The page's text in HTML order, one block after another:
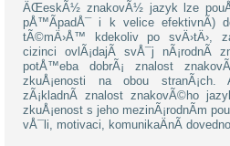
ÄŒeskÃ½ znakovÃ½ jazyk lze
pÅ™Ã­padÅ¯ i k velice efektivnÃ­)
tÃ©mÄ›Å™ kdekoliv po svÄ›tÄ›,
cizinci ovlÃ¡dajÃ­ svÅ¯j nÃ¡rodnÃ­
potÅ™eba dobrÃ¡ znalost
zkuÅ¡enosti na obou
zÃ¡kladnÃ­ znalost znakovÃ©ho
zkuÅ¡enost s jeho mezinÃ¡rodnÃ­m
vÅ¯li, motivaci, komunikaÄnÃ­